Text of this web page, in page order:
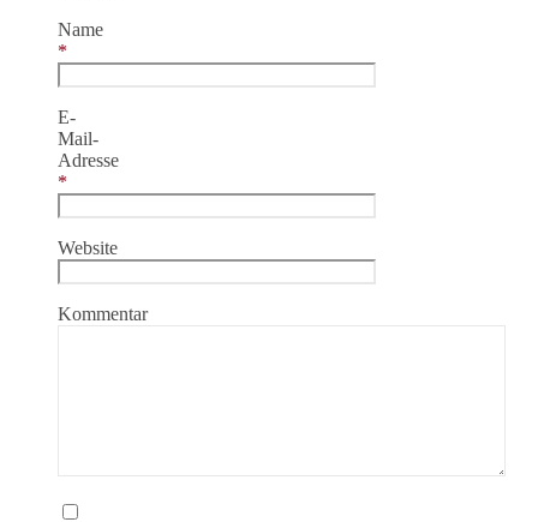
Name
*
E-
Mail-
Adresse
*
Website
Kommentar